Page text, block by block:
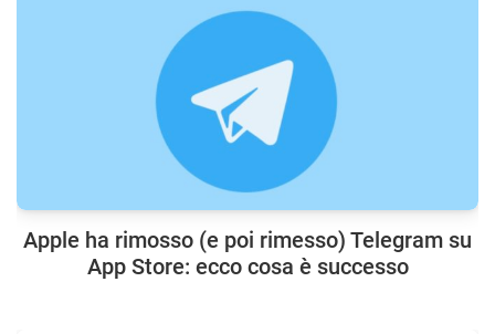
Apple ha rimosso (e poi rimesso) Telegram su
App Store: ecco cosa è successo